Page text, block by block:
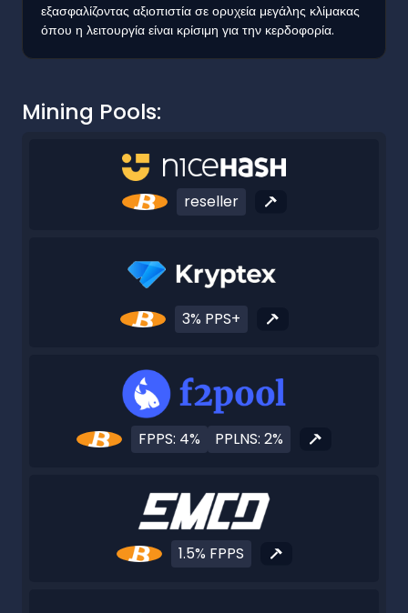
εξασφαλίζοντας αξιοπιστία σε ορυχεία μεγάλης κλίμακας
όπου η λειτουργία είναι κρίσιμη για την κερδοφορία.
Mining Pools:
reseller
3% PPS+
FPPS: 4% PPLNS: 2%
1.5% FPPS